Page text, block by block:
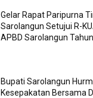
Gelar Rapat Paripurna
Sarolangun Setujui R-
APBD Sarolangun
Bupati Sarolangun
Kesepakatan Bersama